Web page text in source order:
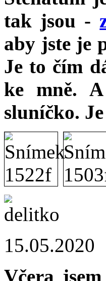
tak jsou -
aby jste je
Je to čím
ke mně.
sluníčko.
15.05.2020
Včera